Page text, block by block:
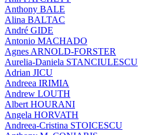
Anthony BALE
Alina BALTAC
André GIDE
Antonio MACHADO
Agnes ARNOLD-FORSTER
Aurelia-Daniela STANCIULESCU
Adrian JICU
Andreea IRIMIA
Andrew LOUTH
Albert HOURANI
Angela HORVATH
Andreea-Cristina STOICESCU